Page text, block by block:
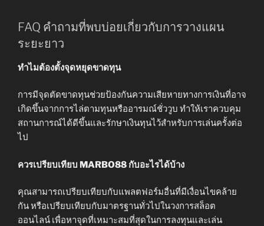
FAQ คำถามที่พบบ่อยเกี่ยวกับการวางแผน
ระยะยาว
ทำไมต้องตั้งจุดหยุดขาดทุน
การมีจุดตัดขาดทุนช่วยป้องกันความเสียหายทางการเงินที่อาจ
เกิดขึ้นจากการไล่ตามทุนหรืออารมณ์ชั่ววูบ ทำให้เราควบคุม
สถานการณ์ได้ดีขึ้นและรักษาเงินทุนไว้สำหรับการเล่นครั้งต่อ
ไป
ควรเปรียบเทียบ MARBO88 กับอะไรได้บ้าง
คุณสามารถเปรียบเทียบกับแพลตฟอร์มอื่นที่มีเงื่อนไขคล้าย
กัน หรือเปรียบเทียบกับมาตรฐานทั่วไปในวงการสล็อต
ออนไลน์ เพื่อหาจุดที่เหมาะสมที่สุดในการลงทุนและเล่น